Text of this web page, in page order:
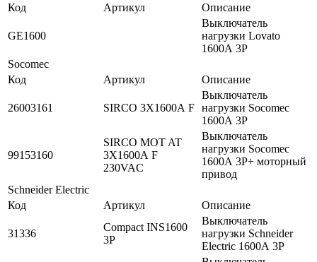
Код
Артикул Описание
GE1600
Выключатель
нагрузки Lovato
1600А 3P
Socomec
Код
Артикул Описание
26003161 SIRCO 3X1600А F
Выключатель
нагрузки Socomec
1600А 3P
99153160
SIRCO MOT AT
3X1600А F
230VAC
Выключатель
нагрузки Socomec
1600А 3P+ моторный
привод
Schneider Electric
Код
Артикул Описание
31336
Compact INS1600
3P
Выключатель
нагрузки Schneider
Electric 1600А 3P